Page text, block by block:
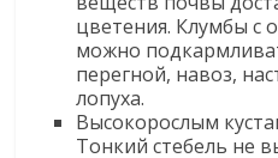
цветения. Клумбы с
можно
перегной, навоз,
лопуха.
Высокорослым
Тонкий стебель не